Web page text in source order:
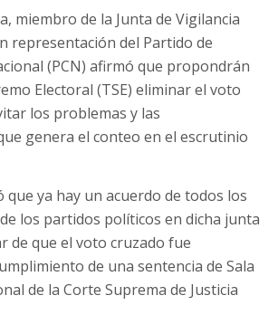
miembro de la Junta de Vigilancia
representación del Partido de
(PCN) afirmó que propondrán
Electoral (TSE) eliminar el voto
los problemas y las
genera el conteo en el escrutinio
que ya hay un acuerdo de todos los
los partidos políticos en dicha junta
de que el voto cruzado fue
de una sentencia de Sala
de la Corte Suprema de Justicia